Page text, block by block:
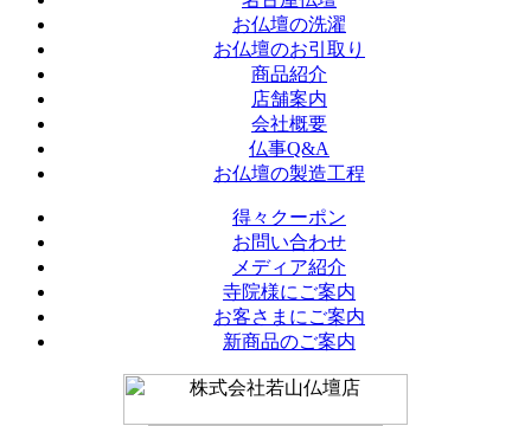
お仏壇の洗濯
お仏壇のお引取り
商品紹介
店舗案内
会社概要
仏事Q&A
お仏壇の製造工程
得々クーポン
お問い合わせ
メディア紹介
寺院様にご案内
お客さまにご案内
新商品のご案内